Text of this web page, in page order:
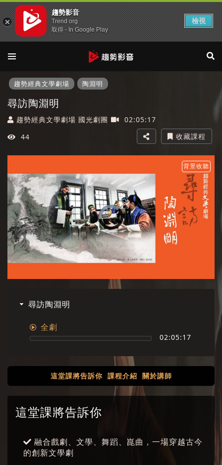
趨勢經典文學劇場 陶淵明
尋訪陶淵明
趨勢經典文學劇場 國光劇團
02:05:17
44
收藏課程
背景收聽
尋訪陶淵明
全劇
02:05:17
這堂課將告訴你 課程介紹 關於講師
這堂課將告訴你
融合戲劇、文學、舞蹈、崑曲，一場穿越古今
的創新文學劇
趨勢影音
Trend org
取得 - In Google Play
檢視